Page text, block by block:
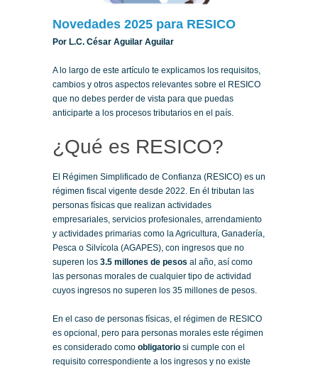
Novedades 2025 para RESICO
Por L.C. César Aguilar Aguilar
A lo largo de este artículo te explicamos los requisitos,
cambios y otros aspectos relevantes sobre el RESICO
que no debes perder de vista para que puedas
anticiparte a los procesos tributarios en el país.
¿Qué es RESICO?
El Régimen Simplificado de Confianza (RESICO) es un
régimen fiscal vigente desde 2022. En él tributan las
personas físicas que realizan actividades
empresariales, servicios profesionales, arrendamiento
y actividades primarias como la Agricultura, Ganadería,
Pesca o Silvícola (AGAPES), con ingresos que no
superen los 3.5 millones de pesos al año, así como
las personas morales de cualquier tipo de actividad
cuyos ingresos no superen los 35 millones de pesos.
En el caso de personas físicas, el régimen de RESICO
es opcional, pero para personas morales este régimen
es considerado como obligatorio si cumple con el
requisito correspondiente a los ingresos y no existe